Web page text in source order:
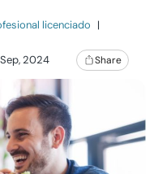
licenciado |
2024 Share